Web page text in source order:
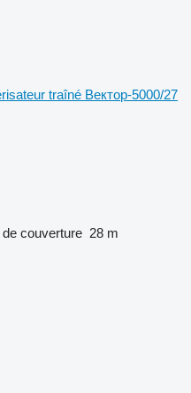
traîné Вектор-5000/27
de couverture 28 m